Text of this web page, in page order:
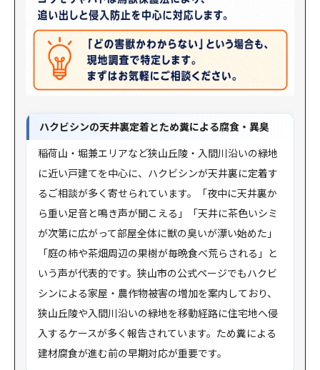
ハクビシンの天井裏定着とため糞による腐食・異臭
稲荷山・堀兼エリアなど狭山丘陵・入間川沿いの緑地
に近い戸建てを中心に、ハクビシンが天井裏に定着す
るご相談が多く寄せられています。「夜中に天井裏か
ら重い足音と鳴き声が聞こえる」「天井に茶色いシミ
が次第に広がって部屋全体に獣の臭いが漂い始めた」
「庭の柿や茶畑周辺の果樹が毎晩食べ荒らされる」と
いう声が代表的です。狭山市の公式ページでもハクビ
シンによる家屋・農作物被害の増加を案内しており、
狭山丘陵や入間川沿いの緑地を移動経路に住宅地へ侵
入するケースが多く報告されています。ため糞による
建材腐食が進む前の早期対応が重要です。